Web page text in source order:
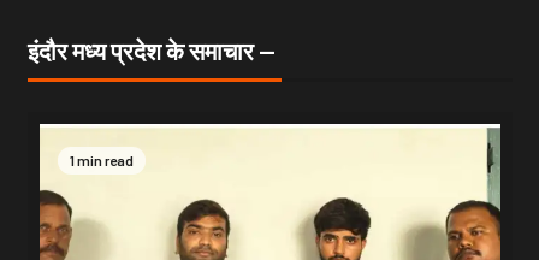
इंदौर मध्य प्रदेश के समाचार —
1 min read